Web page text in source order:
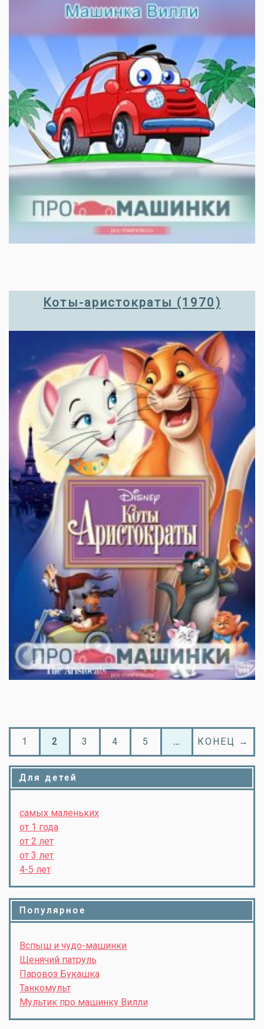
Коты-аристократы (1970)
1 2 3 4 5 … КОНЕЦ →
Для детей
самых маленьких
от 1 года
от 2 лет
от 3 лет
4-5 лет
Популярное
Вспыш и чудо-машинки
Щенячий патруль
Паровоз Букашка
Танкомульт
Мультик про машинку Вилли